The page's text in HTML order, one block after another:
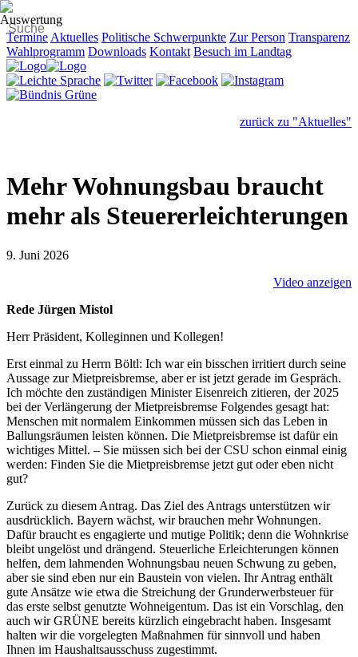
Termine Aktuelles Politische Schwerpunkte Zur Person Transparenz
Wahlprogramm Downloads Kontakt Besuch im Landtag
zurück zu "Aktuelles"
Mehr Wohnungsbau braucht
mehr als Steuererleichterungen
9. Juni 2026
Video anzeigen
Rede Jürgen Mistol
Herr Präsident, Kolleginnen und Kollegen!
Erst einmal zu Herrn Böltl: Ich war ein bisschen irritiert durch seine
Aussage zur Mietpreisbremse, aber er ist jetzt gerade im Gespräch.
Ich möchte den zuständigen Minister Eisenreich zitieren, der 2025
bei der Verlängerung der Mietpreisbremse Folgendes gesagt hat:
Menschen mit normalem Einkommen müssen sich das Leben in
Ballungsräumen leisten können. Die Mietpreisbremse ist dafür ein
wichtiges Mittel. – Sie müssen sich bei der CSU schon einmal einig
werden: Finden Sie die Mietpreisbremse jetzt gut oder eben nicht
gut?
Zurück zu diesem Antrag. Das Ziel des Antrags unterstützen wir
ausdrücklich. Bayern wächst, wir brauchen mehr Wohnungen.
Dafür braucht es engagierte und mutige Politik; denn die Wohnkrise
bleibt ungelöst und drängend. Steuerliche Erleichterungen können
helfen, dem lahmenden Wohnungsbau neuen Schwung zu geben,
aber sie sind eben nur ein Baustein von vielen. Ihr Antrag enthält
gute Ansätze wie etwa die Streichung der Grunderwerbsteuer für
das erste selbst genutzte Wohneigentum. Das ist ein Vorschlag, den
auch wir GRÜNE bereits kürzlich eingebracht haben. Insgesamt
halten wir die vorgelegten Maßnahmen für sinnvoll und haben
Ihnen im Haushaltsausschuss zugestimmt.